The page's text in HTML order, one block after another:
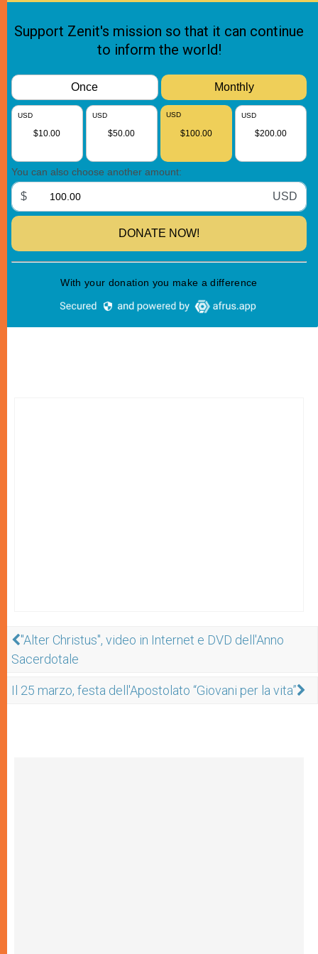
"Alter Christus", video in Internet e DVD dell'Anno
Sacerdotale
Il 25 marzo, festa dell'Apostolato “Giovani per la vita”